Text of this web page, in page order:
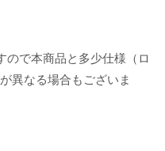
ので本商品と多少仕様（ロ
異なる場合もございま